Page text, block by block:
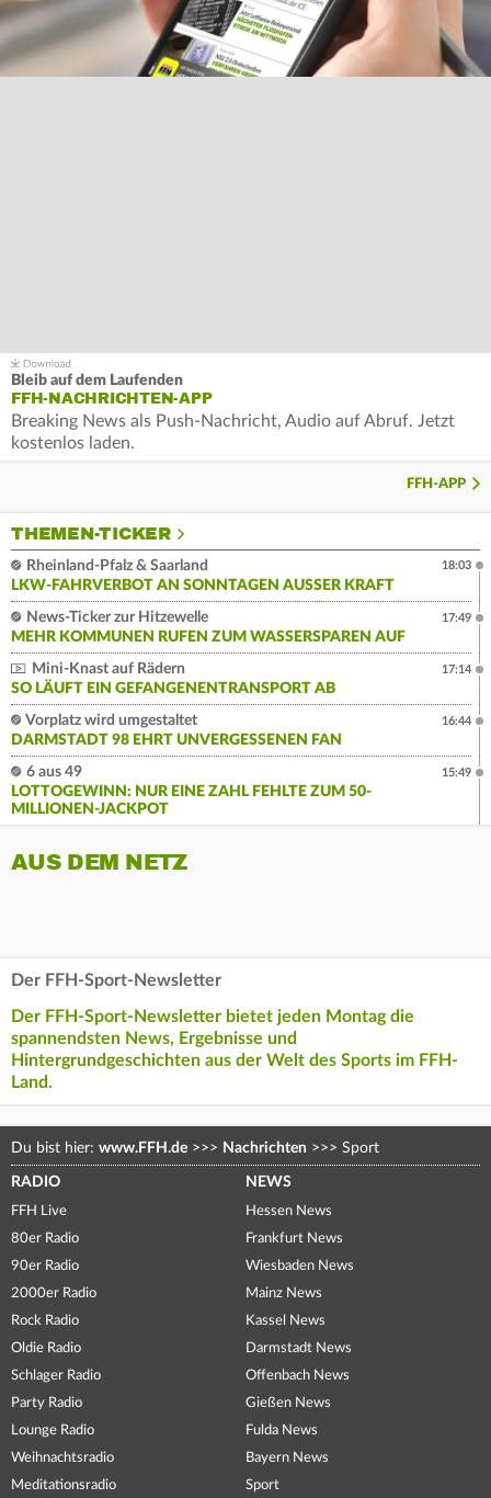
Bleib auf dem Laufenden
FFH-NACHRICHTEN-APP
Breaking News als Push-Nachricht, Audio auf Abruf. Jetzt
kostenlos laden.
FFH-APP
THEMEN-TICKER
Rheinland-Pfalz & Saarland
LKW-FAHRVERBOT AN SONNTAGEN AUSSER KRAFT
18:03
News-Ticker zur Hitzewelle
MEHR KOMMUNEN RUFEN ZUM WASSERSPAREN AUF
17:49
Mini-Knast auf Rädern
SO LÄUFT EIN GEFANGENENTRANSPORT AB
17:14
Vorplatz wird umgestaltet
DARMSTADT 98 EHRT UNVERGESSENEN FAN
16:44
6 aus 49
LOTTOGEWINN: NUR EINE ZAHL FEHLTE ZUM 50-
MILLIONEN-JACKPOT
15:49
AUS DEM NETZ
Der FFH-Sport-Newsletter
Der FFH-Sport-Newsletter bietet jeden Montag die
spannendsten News, Ergebnisse und
Hintergrundgeschichten aus der Welt des Sports im FFH-
Land.
Du bist hier: www.FFH.de >>> Nachrichten >>> Sport
RADIO
FFH Live
80er Radio
90er Radio
2000er Radio
Rock Radio
Oldie Radio
Schlager Radio
Party Radio
Lounge Radio
Weihnachtsradio
Meditationsradio
NEWS
Hessen News
Frankfurt News
Wiesbaden News
Mainz News
Kassel News
Darmstadt News
Offenbach News
Gießen News
Fulda News
Bayern News
Sport